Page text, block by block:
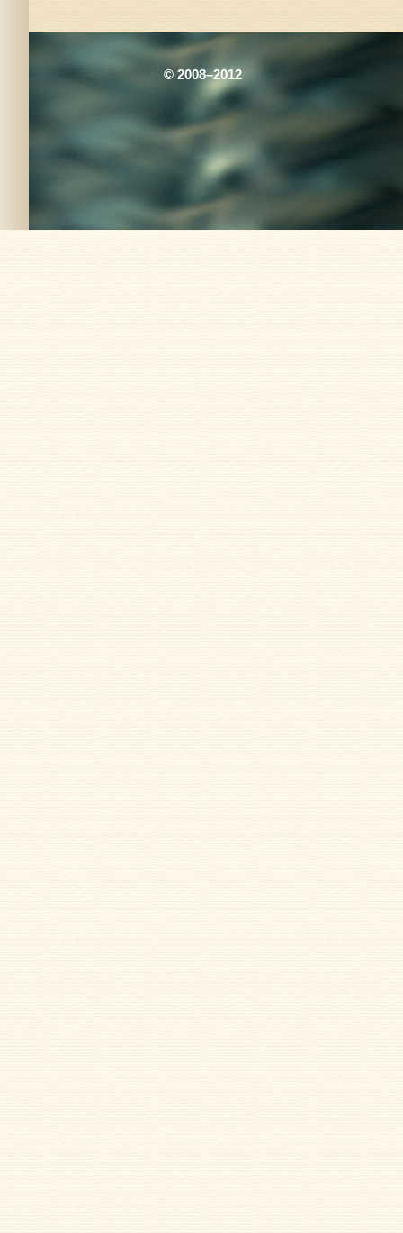
© 2008–2012